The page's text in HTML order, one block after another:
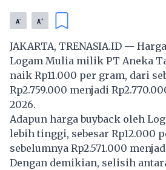
A- A+
JAKARTA, TRENASIA.ID —
Logam Mulia milik PT Aneka
naik Rp11.000 per gram, dari
Rp2.759.000 menjadi
2026.
Adapun harga buyback oleh
lebih tinggi, sebesar Rp12.000
sebelumnya Rp2.571.000
Dengan demikian, selisih